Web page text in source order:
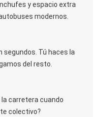
y espacio extra
modernos.
segundos. Tú haces la
del resto.
la carretera cuando
colectivo?